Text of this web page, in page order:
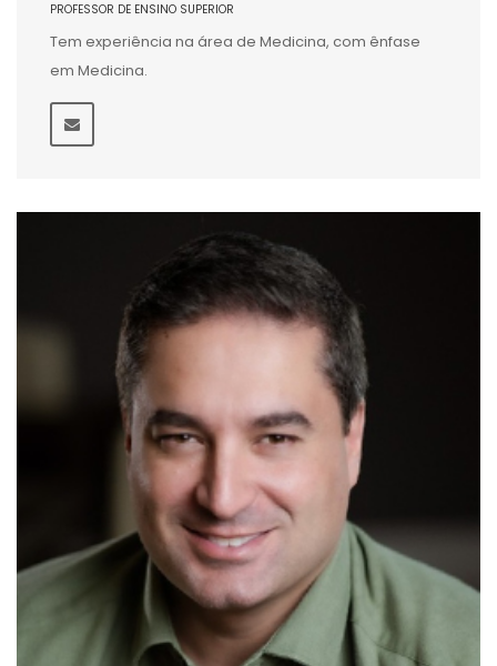
PROFESSOR DE ENSINO SUPERIOR
Tem experiência na área de Medicina, com ênfase
em Medicina.